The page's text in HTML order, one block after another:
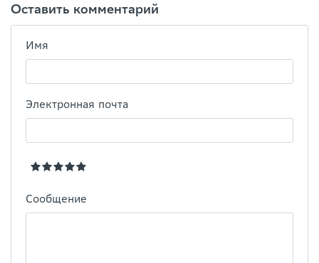
Оставить комментарий
Имя
Электронная почта
Сообщение